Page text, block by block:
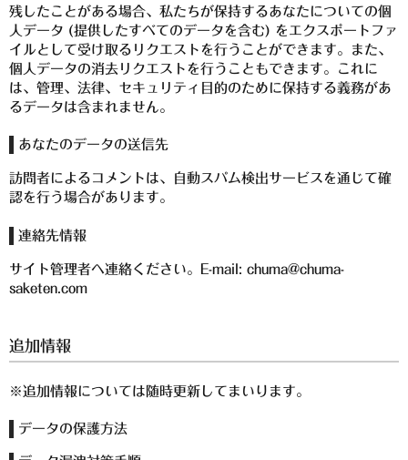
残したことがある場合、私たちが保持するあなたについての個
人データ (提供したすべてのデータを含む) をエクスポートファ
イルとして受け取るリクエストを行うことができます。また、
個人データの消去リクエストを行うこともできます。これに
は、管理、法律、セキュリティ目的のために保持する義務があ
るデータは含まれません。
あなたのデータの送信先
訪問者によるコメントは、自動スパム検出サービスを通じて確
認を行う場合があります。
連絡先情報
サイト管理者へ連絡ください。E-mail: chuma@chuma-
saketen.com
追加情報
※追加情報については随時更新してまいります。
データの保護方法